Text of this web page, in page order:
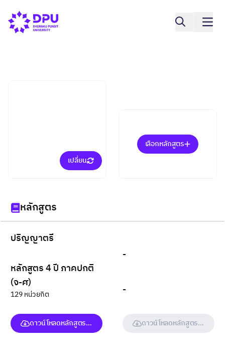
เปลี่ยน
เลือกหลักสูตร
หลักสูตร
ปริญญาตรี
หลักสูตร 4 ปี ภาคปกติ
(จ-ศ)
129 หน่วยกิต
ดาวน์โหลดหลักสูตร (ฉบับเต็ม)
-
-
ดาวน์โหลดหลักสูตร (ฉบับเต็